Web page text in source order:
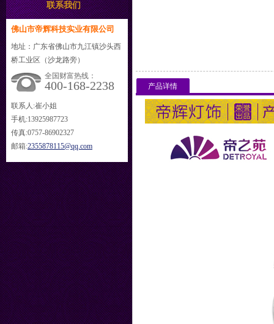
联系我们
佛山市帝辉科技实业有限公司
地址：广东省佛山市九江镇沙头西
桥工业区（沙龙路旁）
全国财富热线：
400-168-2238
联系人:崔小姐
手机:13925987723
传真:0757-86902327
邮箱:2355878115@qq.com
产品详情